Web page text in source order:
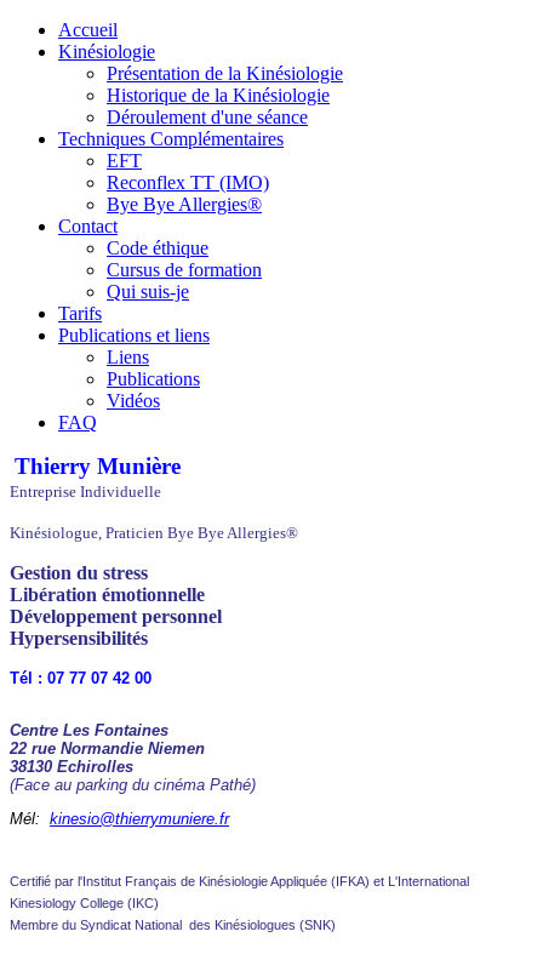
Accueil
Kinésiologie
Présentation de la Kinésiologie
Historique de la Kinésiologie
Déroulement d'une séance
Techniques Complémentaires
EFT
Reconflex TT (IMO)
Bye Bye Allergies®
Contact
Code éthique
Cursus de formation
Qui suis-je
Tarifs
Publications et liens
Liens
Publications
Vidéos
FAQ
Thierry Munière
Entreprise Individuelle
Kinésiologue, Praticien Bye Bye Allergies®
Gestion du stress
Libération émotionnelle
Développement personnel
Hypersensibilités
Tél : 07 77 07 42 00
Centre Les Fontaines
22 rue Normandie Niemen
38130 Echirolles
(Face au parking du cinéma Pathé)
Mél: kinesio@thierrymuniere.fr
Certifié par l'Institut Français de Kinésiologie Appliquée (IFKA) et L'International
Kinesiology College (IKC)
Membre du Syndicat National des Kinésiologues (SNK)